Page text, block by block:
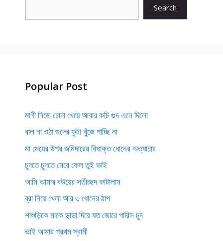
Search
Popular Post
মাগী নিজে চোদা খেয়ে আবার কচি গুদ এনে দিলো
বাল না ওঠা গুদের ফুটা খুঁজে পাচ্ছি না
মা মেয়ের উপর জমিদারের বিষাক্ত ধোনের অত্যাচার
চুদতে চুদতে মেরে ফেল তুই ভাই
আমি আমার বউয়ের সতীচ্ছদ ফাটালাম
ব্রা নিয়ে খেলা আর ৩ ধোনের ঠাপ
শাশুড়িকে মাকে ডান্ডা দিয়ে যত জোরে পারিস চুদ
ভাই আমার প্রথম স্বামী